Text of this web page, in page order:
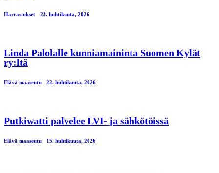
Harrastukset 23. huhtikuuta, 2026
Linda Palolalle kunniamaininta Suomen Kylät
ry:ltä
Elävä maaseutu 22. huhtikuuta, 2026
Putkiwatti palvelee LVI- ja sähkötöissä
Elävä maaseutu 15. huhtikuuta, 2026